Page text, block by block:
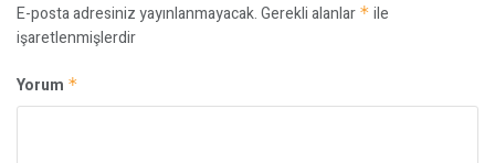
E-posta adresiniz yayınlanmayacak.Gerekli alanlar * ile
işaretlenmişlerdir
Yorum *